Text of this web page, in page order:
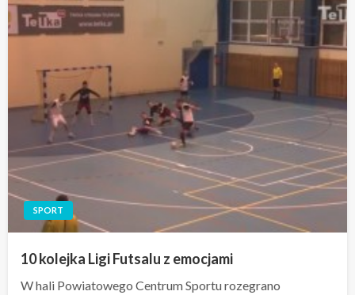
SPORT
10 kolejka Ligi Futsalu z emocjami
W hali Powiatowego Centrum Sportu rozegrano